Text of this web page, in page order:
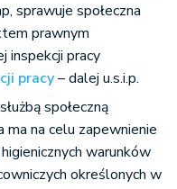
sprawuje społeczna
prawnym
inspekcji pracy
pracy– dalej u.s.i.p.
społeczną
ma na celu zapewnienie
warunków
określonych w